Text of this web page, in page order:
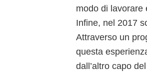
modo di lavorare
Infine, nel 2017
Attraverso un
questa
dall’altro capo